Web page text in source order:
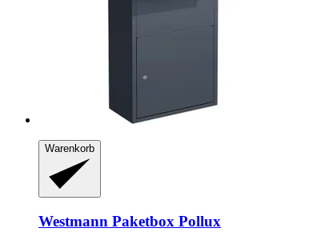
Warenkorb
Westmann Paketbox Pollux